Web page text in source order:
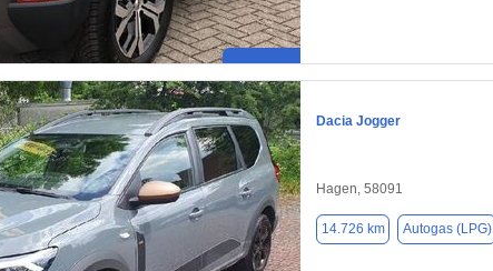
Dacia Jogger
Hagen, 58091
14.726 km Autogas (LPG)